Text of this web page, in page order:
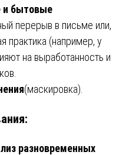
и бытовые
перерыв в письме или,
практика (например, у
на выработанность и
(маскировка).
разновременных